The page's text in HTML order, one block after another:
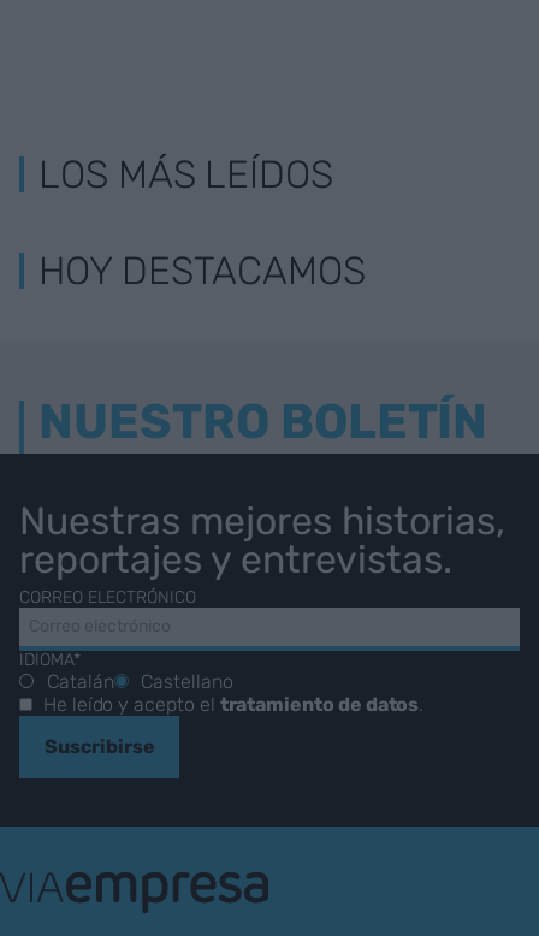
LOS MÁS LEÍDOS
HOY DESTACAMOS
NUESTRO BOLETÍN
Nuestras mejores historias,
reportajes y entrevistas.
CORREO ELECTRÓNICO
IDIOMA*
Catalán
Castellano
He leído y acepto el tratamiento de datos
Suscribirse